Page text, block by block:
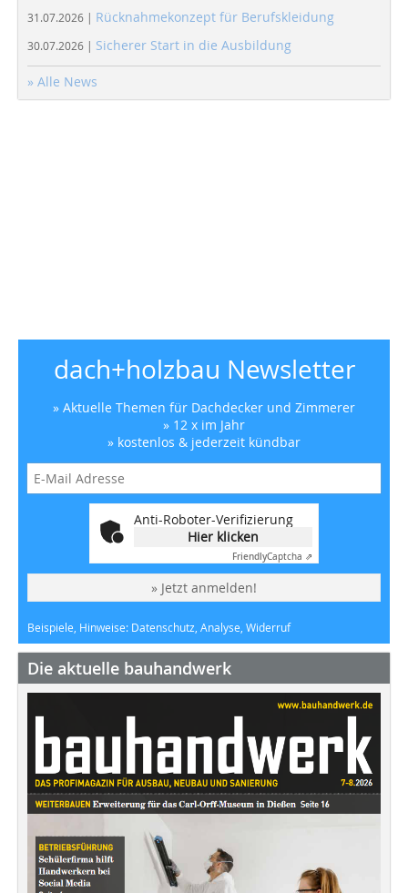
31.07.2026 | Rücknahmekonzept für Berufskleidung
30.07.2026 | Sicherer Start in die Ausbildung
» Alle News
dach+holzbau Newsletter
» Aktuelle Themen für Dachdecker und Zimmerer
» 12 x im Jahr
» kostenlos & jederzeit kündbar
Anti-Roboter-Verifizierung
Hier klicken
FriendlyCaptcha ⇗
» Jetzt anmelden!
Beispiele, Hinweise: Datenschutz, Analyse, Widerruf
Die aktuelle bauhandwerk